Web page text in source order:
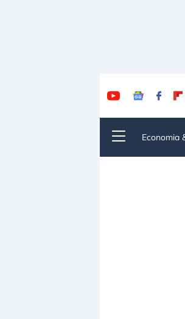
Economia